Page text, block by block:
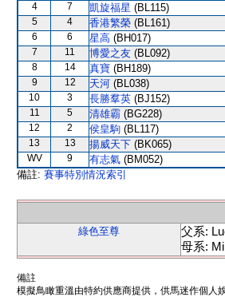
4
7 凱旋福星 (BL115)
5
4 香港繁榮 (BL161)
6
6 星高 (BH017)
7
11 博愛之友 (BL092)
8
14 真寶 (BH189)
9
12 天河 (BL038)
10
3 長勝羣英 (BJ152)
11
5 清雄霸 (BG228)
12
2 侯皇駒 (BL117)
13
13 揚威天下 (BK065)
WV
9 有志氣 (BM052)
備註: 賽事特別情況索引
綠色至尊
父系:
母系:
備註
模擬鳥瞰重溫由特約供應商提供，供馬迷作個人